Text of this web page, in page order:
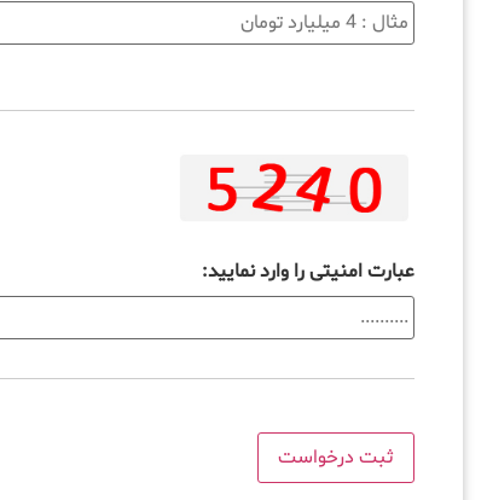
عبارت امنیتی را وارد نمایید: